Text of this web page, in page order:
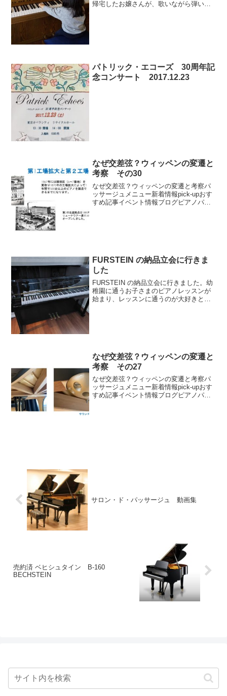
帰宅したお嬢さんが、歌いながら弾いて
パトリック・エコーズ 30周年記
念コンサート 2017.12.23
なぜ交差弦？ウィッペンの変遷と
考察 その30
なぜ交差弦？ウィッペンの変遷と考察パ
ッサージュメニュー新着情報pick-upおす
すめ記事イベント情報ブログピアノパッ
FURSTEIN の納品立会に行きま
した
FURSTEIN の納品立会に行きました。幼
稚園に通うお子さまのピアノレッスンが
始まり、レッスンに通うのが大好きとの
なぜ交差弦？ウィッペンの変遷と
考察 その27
なぜ交差弦？ウィッペンの変遷と考察パ
ッサージュメニュー新着情報pick-upおす
すめ記事イベント情報ブログピアノパッ
サロン・ド・パッサージュ 動画集
売約済 ベヒシュタイン B-160
BECHSTEIN